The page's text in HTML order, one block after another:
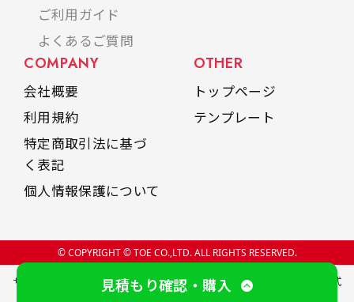
見積もり確認・購入
ご利用ガイド
よくあるご質問
COMPANY
会社概要
利用規約
特定商取引法に基づ
く表記
個人情報保護について
OTHER
トップページ
テンプレート
© COPYRIGHT © TOE CO.,LTD. ALL RIGHTS RESERVED.
サイト内の文章、画像、プログラム、製品デザインなどの著作物は株式
会社トーエに属します。無断での複製、転載、模倣を禁止します。